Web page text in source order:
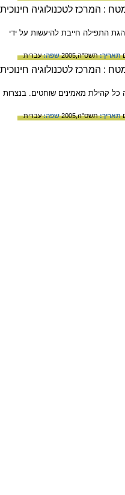
התפילה חייבת להיעשות על ידי
תאריך:תשס"ה,2005 שפה:עברית
קהילת מאמינים שוחטים. בנצרות
תאריך:תשס"ה,2005 שפה:עברית